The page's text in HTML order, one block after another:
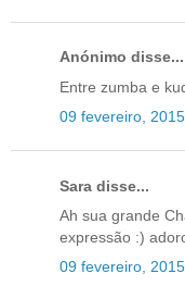
Anónimo disse...
Entre zumba e
09 fevereiro,
Sara disse...
Ah sua grande
expressão :)
09 fevereiro,